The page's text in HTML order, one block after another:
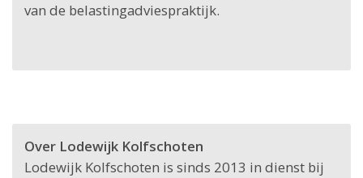
van de belastingadviespraktijk.
Over Lodewijk Kolfschoten
Lodewijk Kolfschoten is sinds 2013 in dienst bij